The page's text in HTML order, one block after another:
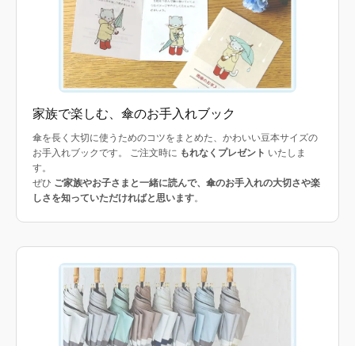
家族で楽しむ、傘のお手入れブック
傘を長く大切に使うためのコツをまとめた、かわいい豆本サイズの
お手入れブックです。 ご注文時に もれなくプレゼント いたしま
す。
ぜひ ご家族やお子さまと一緒に読んで、傘のお手入れの大切さや楽
しさを知っていただければと思います。